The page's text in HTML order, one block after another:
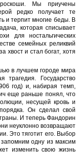
Мы приучены
редко получает те
и терпит многие беды. В
которая списывает
для ностальгических
семейных реликвий
хвост и стал богат, хотя
в лучшем городе мира
трагедия. Государство
год) и, набирая темп,
еще раньше понял, что
несущей кровь и
Он сделал свой
И теперь Фандорин
неуклонно возвращают
Это тяготит его. Выбор
одну из максим
изменить свою жизнь